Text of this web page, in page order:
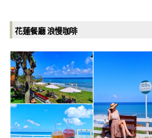
花蓮餐廳浪慢咖啡